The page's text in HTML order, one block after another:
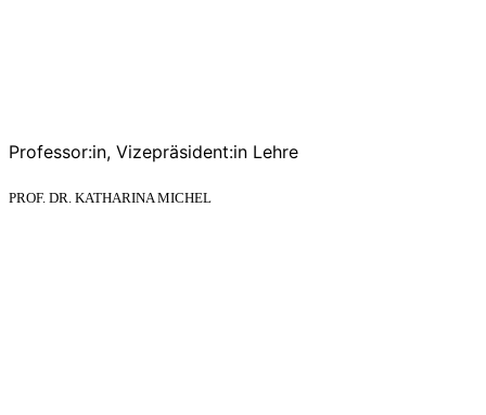
Professor:in, Vizepräsident:in Lehre
PROF. DR. KATHARINA MICHEL